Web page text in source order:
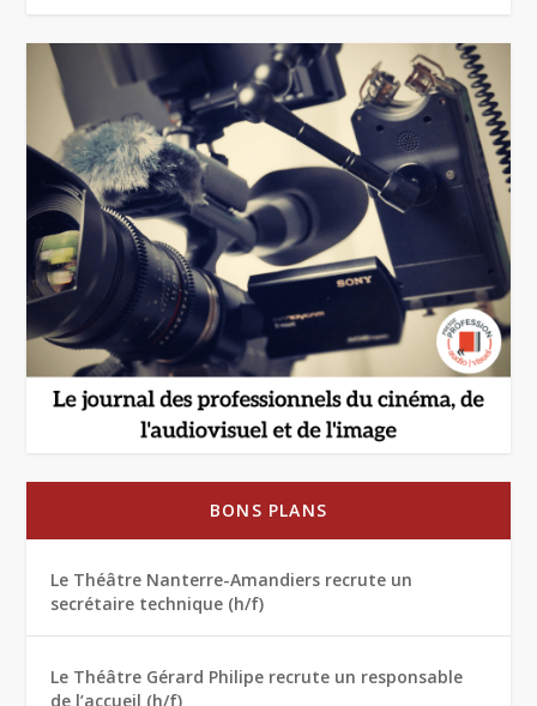
BONS PLANS
Le Théâtre Nanterre-Amandiers recrute un
secrétaire technique (h/f)
Le Théâtre Gérard Philipe recrute un responsable
de l’accueil (h/f)